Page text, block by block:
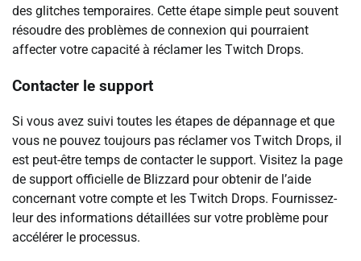
des glitches temporaires. Cette étape simple peut souvent
résoudre des problèmes de connexion qui pourraient
affecter votre capacité à réclamer les Twitch Drops.
Contacter le support
Si vous avez suivi toutes les étapes de dépannage et que
vous ne pouvez toujours pas réclamer vos Twitch Drops, il
est peut-être temps de contacter le support. Visitez la page
de support officielle de Blizzard pour obtenir de l’aide
concernant votre compte et les Twitch Drops. Fournissez-
leur des informations détaillées sur votre problème pour
accélérer le processus.